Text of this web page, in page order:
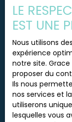
LE
EST UNE
Nous utilisons
expérience
notre site.
proposer du
Ils nous
nos services et
utiliserons
lesquelles vous